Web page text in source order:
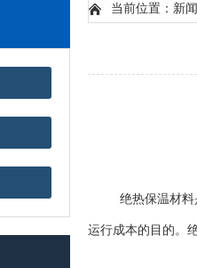
当前位置：新
绝热保温材料是
运行成本的目的。